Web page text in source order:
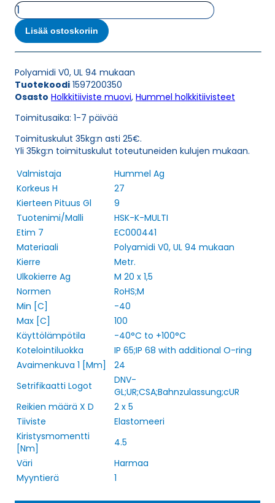
HSK-
K-
MULTI
M20X1,5/2X5
HOLKKITIIVISTE
määrä
Lisää ostoskoriin
Polyamidi V0, UL 94 mukaan
Tuotekoodi 1597200350
Osasto Holkkitiiviste muovi, Hummel holkkitiivisteet
Toimitusaika: 1-7 päivää
Toimituskulut 35kg:n asti 25€.
Yli 35kg:n toimituskulut toteutuneiden kulujen mukaan.
Valmistaja
Hummel Ag
Korkeus H
27
Kierteen Pituus Gl
9
Tuotenimi/Malli
HSK-K-MULTI
Etim 7
EC000441
Materiaali
Polyamidi V0, UL 94 mukaan
Kierre
Metr.
Ulkokierre Ag
M 20 x 1,5
Normen
RoHS;M
Min [C]
-40
Max [C]
100
Käyttölämpötila
-40°C to +100°C
Kotelointiluokka
IP 65;IP 68 with additional O-ring
Avaimenkuva 1 [Mm]
24
Setrifikaatti Logot
DNV-
GL;UR;CSA;Bahnzulassung;cUR
Reikien määrä X D
2 x 5
Tiiviste
Elastomeeri
Kiristysmomentti
[Nm]
4.5
Väri
Harmaa
Myyntierä
1